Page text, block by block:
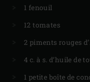
1 fenouil
12 tomates
2 piments rouges
4 c. à s. d’huile de
1 petite boîte de